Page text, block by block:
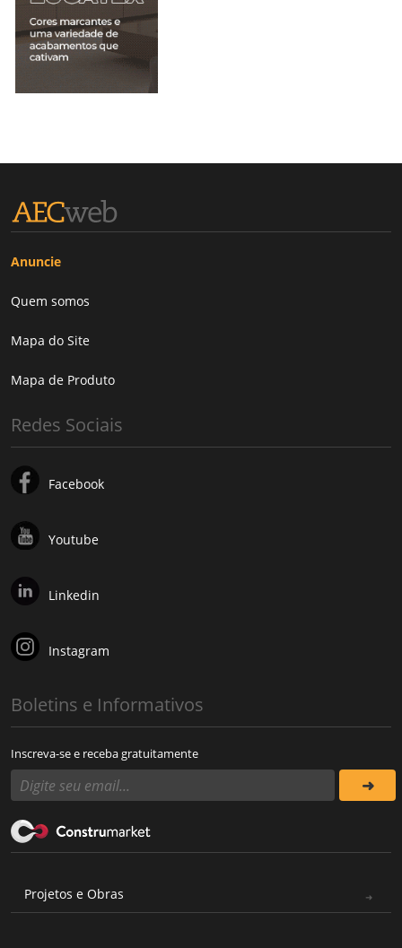
Anuncie
Quem somos
Mapa do Site
Mapa de Produto
Redes Sociais
Facebook
Youtube
Linkedin
Instagram
Boletins e Informativos
Inscreva-se e receba gratuitamente
Projetos e Obras